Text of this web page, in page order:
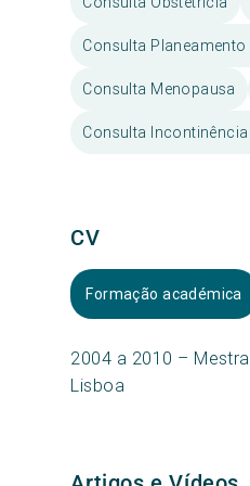
Consulta
Consulta Menopausa
Consulta
CV
Formação académica
2004 a 2010 –
Lisboa